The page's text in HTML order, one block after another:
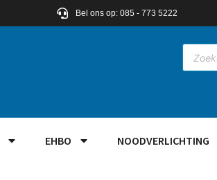
Bel ons op: 085 - 773 5222
EHBO NOODVERLICHTING